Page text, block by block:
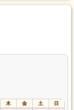
木 金 土 日